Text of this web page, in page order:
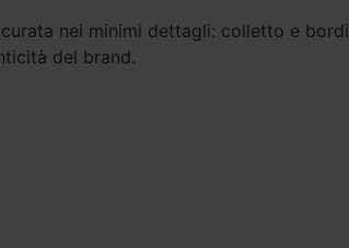
curata nei minimi dettagli: colletto e
del brand.